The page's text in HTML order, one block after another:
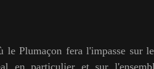
Plumaçon fera l'impasse sur
en particulier et sur